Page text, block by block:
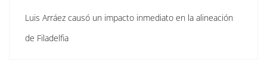
Luis Arráez causó un impacto inmediato en la alineación
de Filadelfia